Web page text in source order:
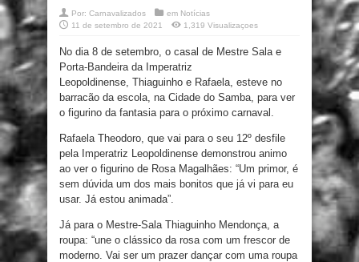
Por: Carnavalizados em Notícias
11 de setembro de 2021
1,319 Visualizaçoes
No dia 8 de setembro, o casal de Mestre Sala e
Porta-Bandeira da Imperatriz
Leopoldinense, Thiaguinho e Rafaela, esteve no
barracão da escola, na Cidade do Samba, para ver
o figurino da fantasia para o próximo carnaval.
Rafaela Theodoro, que vai para o seu 12º desfile
pela Imperatriz Leopoldinense demonstrou animo
ao ver o figurino de Rosa Magalhães: “Um primor, é
sem dúvida um dos mais bonitos que já vi para eu
usar. Já estou animada”.
Já para o Mestre-Sala Thiaguinho Mendonça, a
roupa: “une o clássico da rosa com um frescor de
moderno. Vai ser um prazer dançar com uma roupa